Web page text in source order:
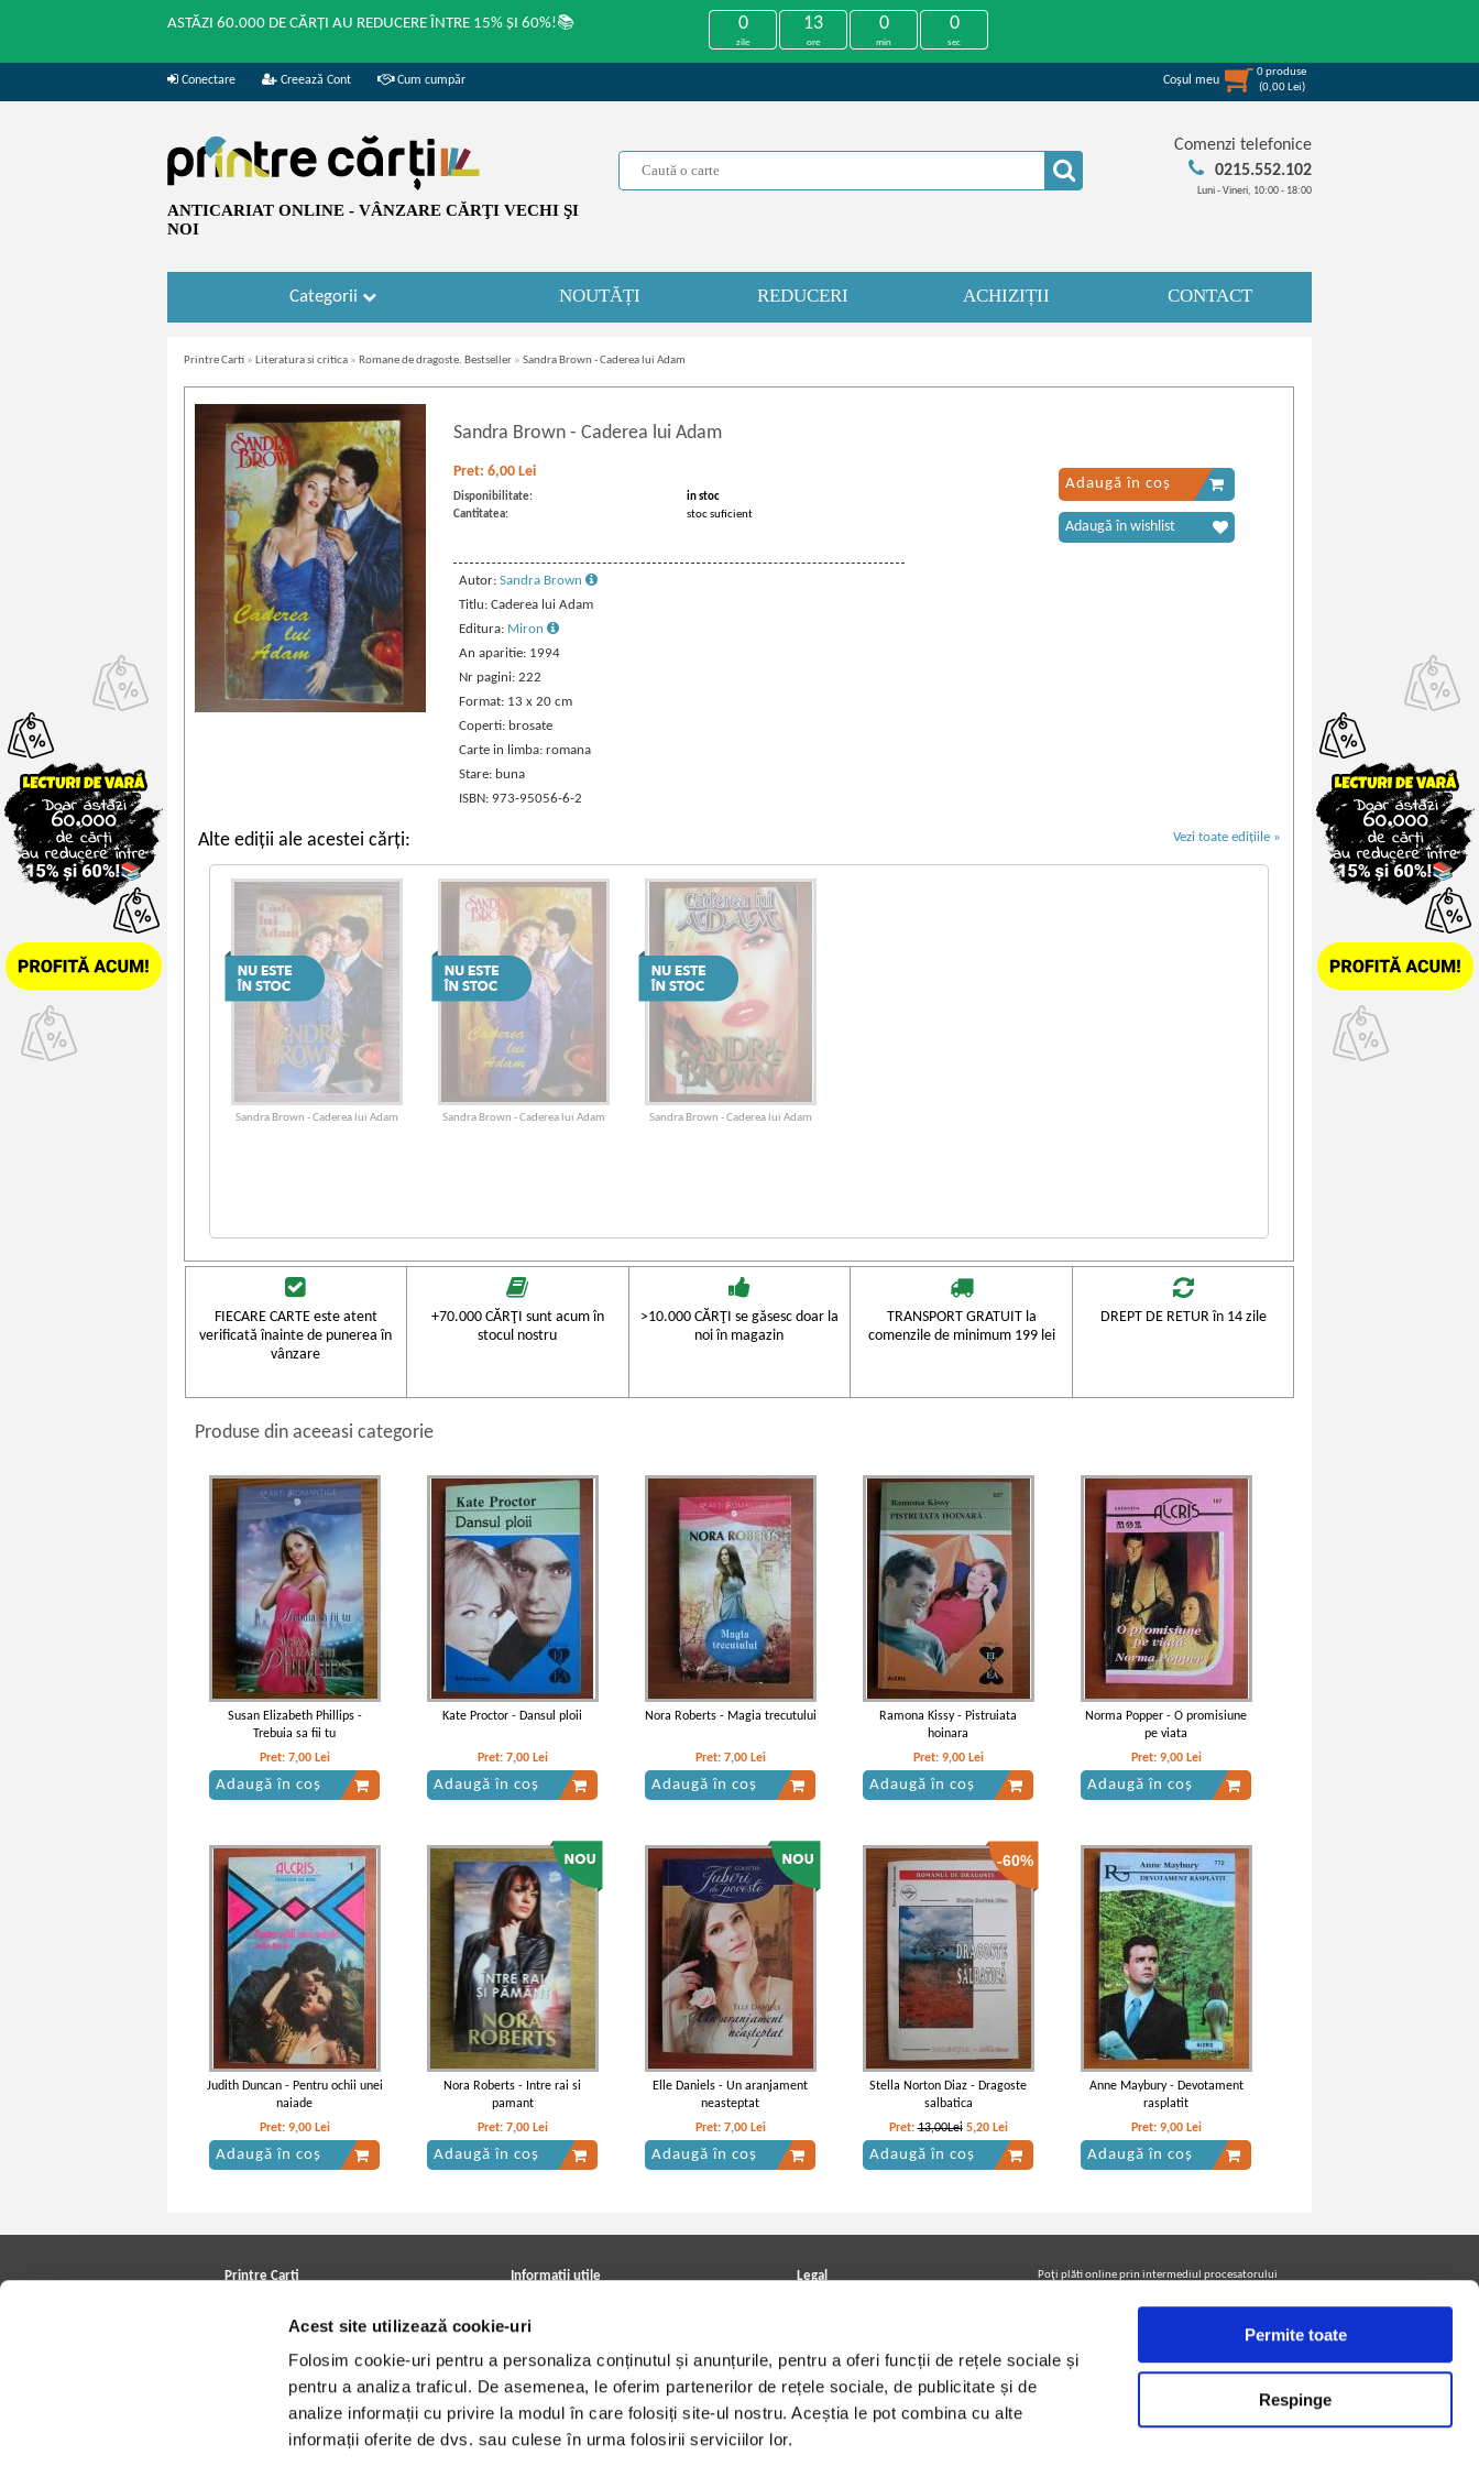
Acest site utilizează cookie-uri
Folosim cookie-uri pentru a personaliza conținutul și anunțurile, pentru a oferi funcții de rețele sociale și
pentru a analiza traficul. De asemenea, le oferim partenerilor de rețele sociale, de publicitate și de
analize informații cu privire la modul în care folosiți site-ul nostru. Aceștia le pot combina cu alte
informații oferite de dvs. sau culese în urma folosirii serviciilor lor.
Permite toate
Respinge
ASTĂZI 60.000 DE CĂRȚI AU REDUCERE ÎNTRE 15% ȘI 60%!📚 0
zile
12
ore
59
min
59
sec
Conectare Creează Cont Cum cumpăr Coşul meu
0produse
(0,00 Lei)
ANTICARIAT ONLINE - VÂNZARE CĂRŢI VECHI ŞI
NOI
Comenzi telefonice
0215.552.102
Luni - Vineri, 10:00 - 18:00
Categorii NOUTĂȚI REDUCERI ACHIZIȚII CONTACT
Printre Carti » Literatura si critica » Romane de dragoste. Bestseller » Sandra Brown - Caderea lui Adam
Sandra Brown - Caderea lui Adam
Pret: 6,00 Lei
Disponibilitate:
in stoc
Cantitatea:
stoc suficient
Autor: Sandra Brown
Titlu: Caderea lui Adam
Editura: Miron
An aparitie: 1994
Nr pagini: 222
Format: 13 x 20 cm
Coperti: brosate
Carte in limba: romana
Stare: buna
ISBN: 973-95056-6-2
Adaugă în coș
Adaugă în wishlist
Alte ediții ale acestei cărți: Vezi toate edițiile »
Sandra Brown - Caderea lui Adam Sandra Brown - Caderea lui Adam Sandra Brown - Caderea lui Adam
FIECARE CARTE este atent
verificată înainte de punerea în
vânzare
+70.000 CĂRŢI sunt acum în
stocul nostru
>10.000 CĂRŢI se găsesc doar la
noi în magazin
TRANSPORT GRATUIT la
comenzile de minimum 199 lei
DREPT DE RETUR în 14 zile
Produse din aceeasi categorie
Susan Elizabeth Phillips -
Trebuia sa fii tu
Pret: 7,00 Lei
Adaugă în coș
Kate Proctor - Dansul ploii
Pret: 7,00 Lei
Adaugă în coș
Nora Roberts - Magia trecutului
Pret: 7,00 Lei
Adaugă în coș
Ramona Kissy - Pistruiata
hoinara
Pret: 9,00 Lei
Adaugă în coș
Norma Popper - O promisiune
pe viata
Pret: 9,00 Lei
Adaugă în coș
Judith Duncan - Pentru ochii unei
naiade
Pret: 9,00 Lei
Adaugă în coș
Nora Roberts - Intre rai si
pamant
Pret: 7,00 Lei
Adaugă în coș
Elle Daniels - Un aranjament
neasteptat
Pret: 7,00 Lei
Adaugă în coș
-60%
Stella Norton Diaz - Dragoste
salbatica
Pret:13,00Lei 5,20 Lei
Adaugă în coș
Anne Maybury - Devotament
rasplatit
Pret: 9,00 Lei
Adaugă în coș
Printre Carti
Cele mai căutate cărți
Blog Printre Carti
Cărţi sub 5 lei
Cărţi sub 8 lei
Informatii utile
Achizitii viniluri, casete, CD/DVD
Cum cumpar?
Politica de livrare
Retur comenzi
Angajari - Cariere
Legal
Termeni si conditii
Utilizare cookie-uri
Poţi plăti online prin intermediul procesatorului
Urmăreşte-ne pe facebook pentru a fi la curent cu